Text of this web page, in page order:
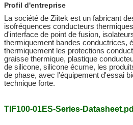
Profil d'entreprise
La société de Ziitek est un fabricant
isofréquences conducteurs
d'interface de point de fusion,
thermiquement bandes conductrices,
thermiquement les protections
graisse thermique, plastique
de silicone, silicone écume, les
de phase, avec l'équipement d'essai
technique forte.
TIF100-01ES-Series-